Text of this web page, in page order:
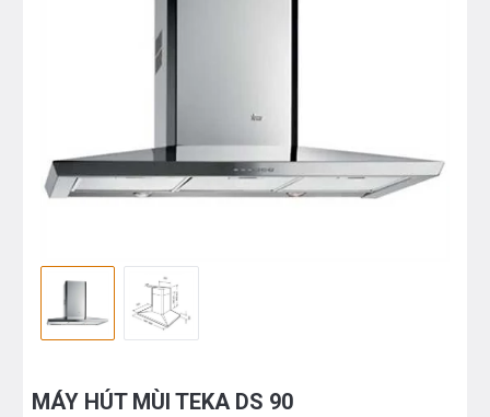
MÁY HÚT MÙI TEKA DS 90